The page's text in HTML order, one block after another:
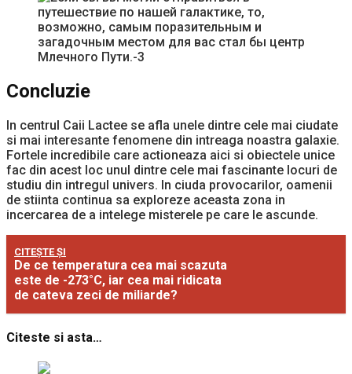
Concluzie
In centrul Caii Lactee se afla unele dintre cele mai ciudate
si mai interesante fenomene din intreaga noastra galaxie.
Fortele incredibile care actioneaza aici si obiectele unice
fac din acest loc unul dintre cele mai fascinante locuri de
studiu din intregul univers. In ciuda provocarilor, oamenii
de stiinta continua sa exploreze aceasta zona in
incercarea de a intelege misterele pe care le ascunde.
CITEȘTE ȘI
De ce temperatura cea mai scazuta
este de -273°C, iar cea mai ridicata
de cateva zeci de miliarde?
Citeste si asta…